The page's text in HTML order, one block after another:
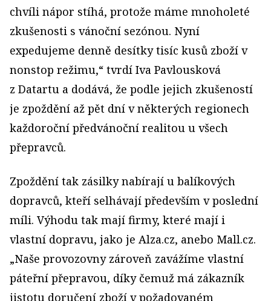
chvíli nápor stíhá, protože máme mnoholeté
zkušenosti s vánoční sezónou. Nyní
expedujeme denně desítky tisíc kusů zboží v
nonstop režimu,“ tvrdí Iva Pavlousková
z Datartu a dodává, že podle jejich zkušeností
je zpoždění až pět dní v některých regionech
každoroční předvánoční realitou u všech
přepravců.
Zpoždění tak zásilky nabírají u balíkových
dopravců, kteří selhávají především v poslední
míli. Výhodu tak mají firmy, které mají i
vlastní dopravu, jako je Alza.cz, anebo Mall.cz.
„Naše provozovny zároveň zavážíme vlastní
páteřní přepravou, díky čemuž má zákazník
jistotu doručení zboží v požadovaném